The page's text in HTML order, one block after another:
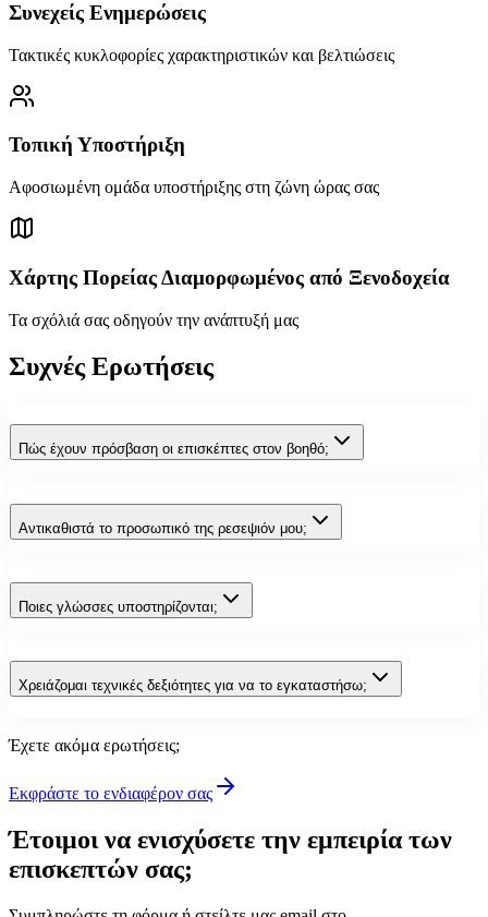
Συνεχείς Ενημερώσεις
Τακτικές κυκλοφορίες χαρακτηριστικών και βελτιώσεις
Τοπική Υποστήριξη
Αφοσιωμένη ομάδα υποστήριξης στη ζώνη ώρας σας
Χάρτης Πορείας Διαμορφωμένος από Ξενοδοχεία
Τα σχόλιά σας οδηγούν την ανάπτυξή μας
Συχνές Ερωτήσεις
Πώς έχουν πρόσβαση οι επισκέπτες στον βοηθό;
Αντικαθιστά το προσωπικό της ρεσεψιόν μου;
Ποιες γλώσσες υποστηρίζονται;
Χρειάζομαι τεχνικές δεξιότητες για να το εγκαταστήσω;
Έχετε ακόμα ερωτήσεις;
Εκφράστε το ενδιαφέρον σας
Έτοιμοι να ενισχύσετε την εμπειρία των
επισκεπτών σας;